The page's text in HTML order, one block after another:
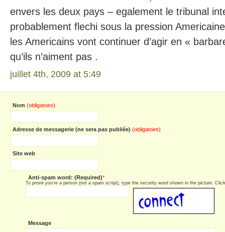
envers les deux pays – egalement le tribunal
probablement flechi sous la pression
les Americains vont continuer d’agir en «
qu’ils n’aiment pas .
juillet 4th, 2009 at 5:49
Nom (obligatoire)
Adresse de messagerie (ne sera pas publiée) (obligatoire)
Site web
Anti-spam word: (Required)*
To prove you're a person (not a spam script), type the security word shown in the picture.
Message